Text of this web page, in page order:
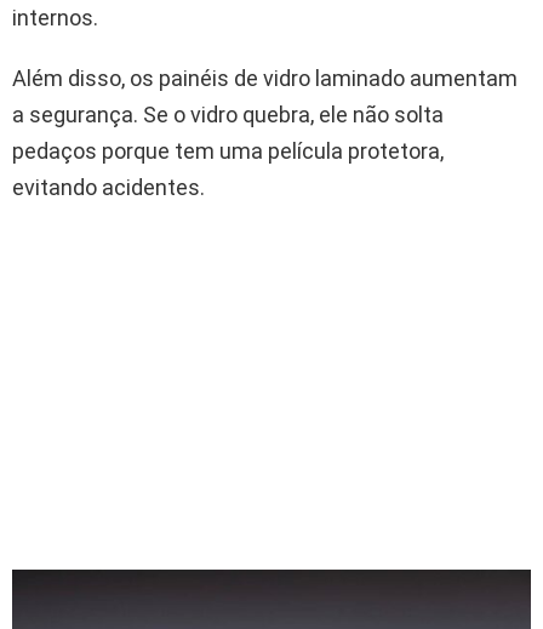
internos.
Além disso, os painéis de vidro laminado aumentam
a segurança. Se o vidro quebra, ele não solta
pedaços porque tem uma película protetora,
evitando acidentes.